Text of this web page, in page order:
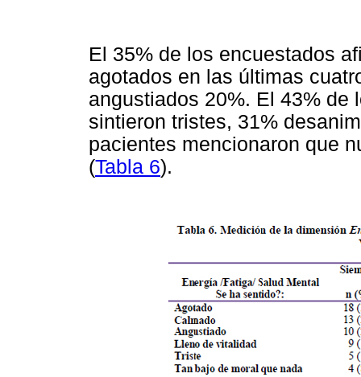
El 35% de los encuestados
agotados en las últimas
angustiados 20%. El 43% de
sintieron tristes, 31%
pacientes mencionaron que
(Tabla 6).